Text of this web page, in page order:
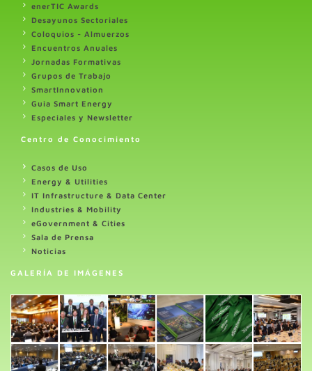
enerTIC Awards
Desayunos Sectoriales
Coloquios - Almuerzos
Encuentros Anuales
Jornadas Formativas
Grupos de Trabajo
SmartInnovation
Guia Smart Energy
Especiales y Newsletter
Centro de Conocimiento
Casos de Uso
Energy & Utilities
IT Infrastructure & Data Center
Industries & Mobility
eGovernment & Cities
Sala de Prensa
Noticias
GALERÍA DE IMÁGENES